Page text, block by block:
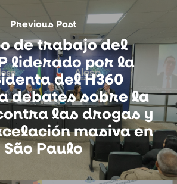
Previous Post
de trabajo del
liderado por la
del H360
debates sobre la
las drogas y
masiva en
São Paulo